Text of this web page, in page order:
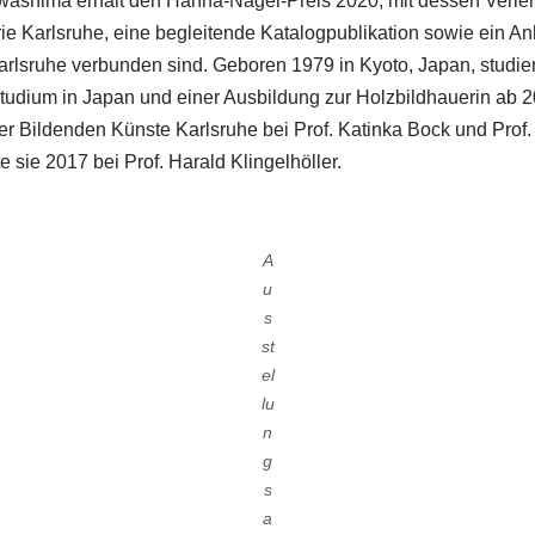
Karlsruhe, eine begleitende Katalogpublikation sowie ein
verbunden sind. Geboren 1979 in Kyoto, Japan,
in Japan und einer Ausbildung zur Holzbildhauerin ab
Bildenden Künste Karlsruhe bei Prof. Katinka Bock und
sie 2017 bei Prof. Harald Klingelhöller.
A
u
s
st
el
lu
n
g
s
a